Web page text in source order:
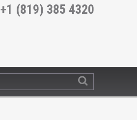
+1 (819) 385 4320